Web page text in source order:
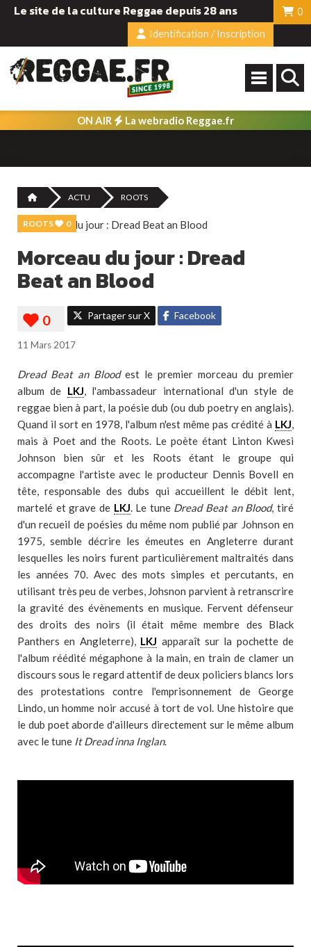
Le site de la culture Reggae depuis 28 ans
0
Identification / Inscription
ON AIR La webradio Reggae.fr
ACTU ROOTS
ROOTS 0
Morceau du jour : Dread
Beat an Blood
Partager sur X Facebook
11 Mars 2017
Dread Beat an Bloodest le premier morceau du premier
album de LKJ, l'ambassadeur international d'un style de
reggae bien à part, la poésie dub (ou dub poetry en anglais).
Quand il sort en 1978, l'album n'est même pas crédité à LKJ,
mais à Poet and the Roots. Le poète étant Linton Kwesi
Johnson bien sûr et les Roots étant le groupe qui
accompagne l'artiste avec le producteur Dennis Bovell en
tête, responsable des dubs qui accueillent le débit lent,
martelé et grave de LKJ. Le tune Dread Beat an Blood, tiré
d'un recueil de poésies du même nom publié par Johnson en
1975, semble décrire les émeutes en Angleterre durant
lesquelles les noirs furent particulièrement maltraités dans
les années 70. Avec des mots simples et percutants, en
utilisant très peu de verbes, Johsnon parvient à retranscrire
la gravité des évènements en musique. Fervent défenseur
des droits des noirs (il était même membre des Black
Panthers en Angleterre), LKJ apparaît sur la pochette de
l'album réédité mégaphone à la main, en train de clamer un
discours sous le regard attentif de deux policiers blancs lors
des protestations contre l'emprisonnement de George
Lindo, un homme noir accusé à tort de vol. Une histoire que
le dub poet aborde d'ailleurs directement sur le même album
avec le tune It Dread inna Inglan.